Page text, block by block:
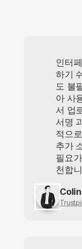
인터
하기
도 불
아 사
서 업
서명
적으
추가
필요
천합